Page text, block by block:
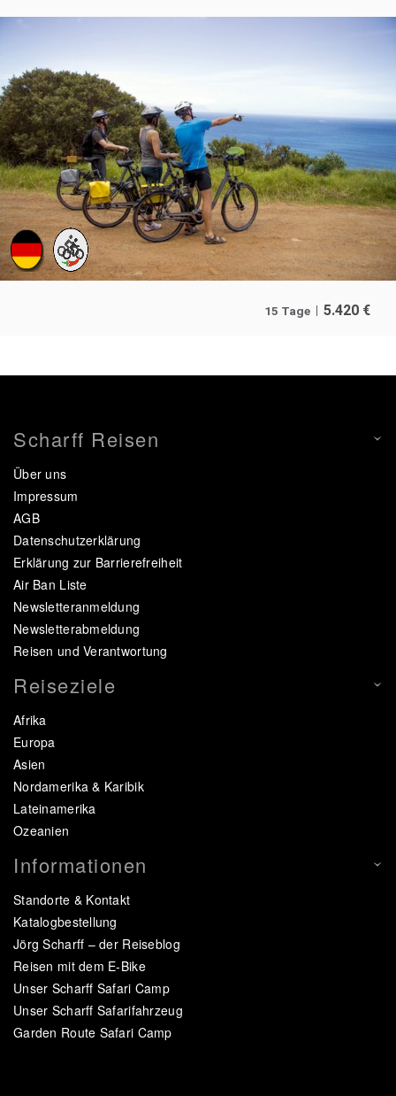
15 Tage 5.420 €
Scharff Reisen
Über uns
Impressum
AGB
Datenschutzerklärung
Erklärung zur Barrierefreiheit
Air Ban Liste
Newsletteranmeldung
Newsletterabmeldung
Reisen und Verantwortung
Reiseziele
Afrika
Europa
Asien
Nordamerika & Karibik
Lateinamerika
Ozeanien
Informationen
Standorte & Kontakt
Katalogbestellung
Jörg Scharff – der Reiseblog
Reisen mit dem E-Bike
Unser Scharff Safari Camp
Unser Scharff Safarifahrzeug
Garden Route Safari Camp